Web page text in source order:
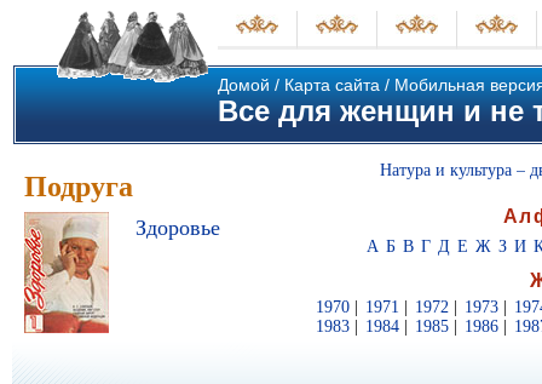
Домой / Карта сайта / Мобильная
Все для женщин и не
Подруга
Здоровье
Натура и культура –
А Б В Г Д Е Ж З И
1970| 1971 1972| 1973|
1983| 1984| 1985| 1986|